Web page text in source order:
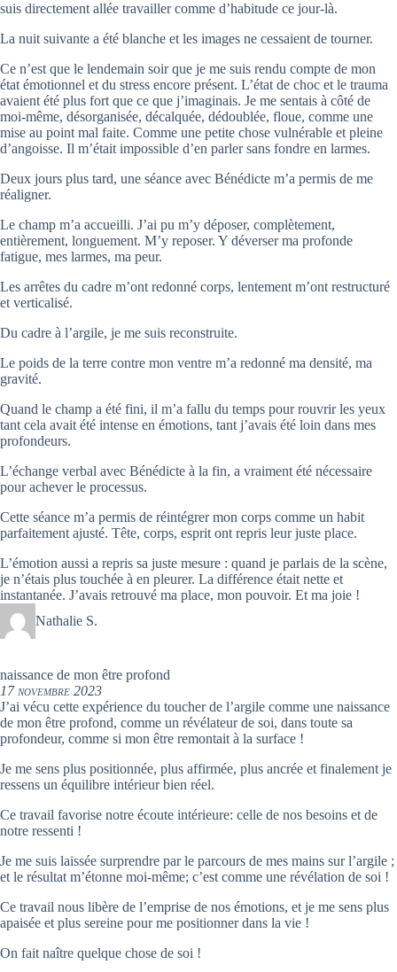
suis directement allée travailler comme d’habitude ce jour-là.
La nuit suivante a été blanche et les images ne cessaient de tourner.
Ce n’est que le lendemain soir que je me suis rendu compte de mon
état émotionnel et du stress encore présent. L’état de choc et le trauma
avaient été plus fort que ce que j’imaginais. Je me sentais à côté de
moi-même, désorganisée, décalquée, dédoublée, floue, comme une
mise au point mal faite. Comme une petite chose vulnérable et pleine
d’angoisse. Il m’était impossible d’en parler sans fondre en larmes.
Deux jours plus tard, une séance avec Bénédicte m’a permis de me
réaligner.
Le champ m’a accueilli. J’ai pu m’y déposer, complètement,
entièrement, longuement. M’y reposer. Y déverser ma profonde
fatigue, mes larmes, ma peur.
Les arrêtes du cadre m’ont redonné corps, lentement m’ont restructuré
et verticalisé.
Du cadre à l’argile, je me suis reconstruite.
Le poids de la terre contre mon ventre m’a redonné ma densité, ma
gravité.
Quand le champ a été fini, il m’a fallu du temps pour rouvrir les yeux
tant cela avait été intense en émotions, tant j’avais été loin dans mes
profondeurs.
L’échange verbal avec Bénédicte à la fin, a vraiment été nécessaire
pour achever le processus.
Cette séance m’a permis de réintégrer mon corps comme un habit
parfaitement ajusté. Tête, corps, esprit ont repris leur juste place.
L’émotion aussi a repris sa juste mesure : quand je parlais de la scène,
je n’étais plus touchée à en pleurer. La différence était nette et
instantanée. J’avais retrouvé ma place, mon pouvoir. Et ma joie !
Nathalie S.
naissance de mon être profond
17 novembre 2023
J’ai vécu cette expérience du toucher de l’argile comme une naissance
de mon être profond, comme un révélateur de soi, dans toute sa
profondeur, comme si mon être remontait à la surface !
Je me sens plus positionnée, plus affirmée, plus ancrée et finalement je
ressens un équilibre intérieur bien réel.
Ce travail favorise notre écoute intérieure: celle de nos besoins et de
notre ressenti !
Je me suis laissée surprendre par le parcours de mes mains sur l’argile ;
et le résultat m’étonne moi-même; c’est comme une révélation de soi !
Ce travail nous libère de l’emprise de nos émotions, et je me sens plus
apaisée et plus sereine pour me positionner dans la vie !
On fait naître quelque chose de soi !